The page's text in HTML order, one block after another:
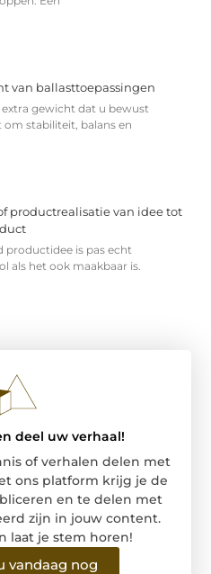
van ballasttoepassingen
extra gewicht dat u bewust
om stabiliteit, balans en
productrealisatie van idee tot
productidee is pas echt
als het ook maakbaar is.
deel uw verhaal!
of verhalen delen met
ons platform krijg je de
en te delen met
zijn in jouw content.
laat je stem horen!
vandaag nog